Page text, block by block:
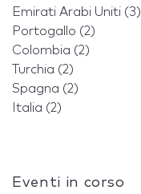
Emirati Arabi Uniti (3)
Portogallo (2)
Colombia (2)
Turchia (2)
Spagna (2)
Italia (2)
Eventi in corso